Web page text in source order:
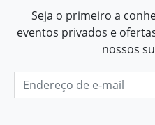
Seja o primeiro a
eventos privados e
nossos